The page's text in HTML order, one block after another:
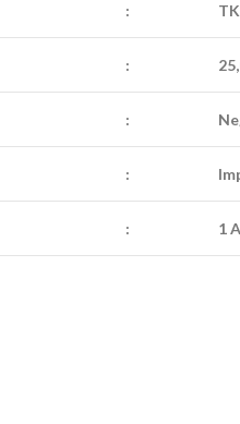
:
:
:
:
: 1